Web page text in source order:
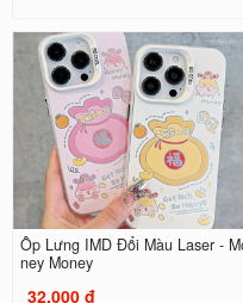
Ốp Lưng IMD Đổi Màu Laser -
ney Money
32.000 đ